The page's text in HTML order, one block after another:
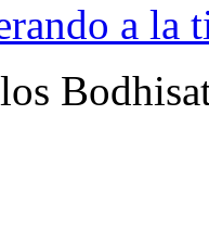
a la